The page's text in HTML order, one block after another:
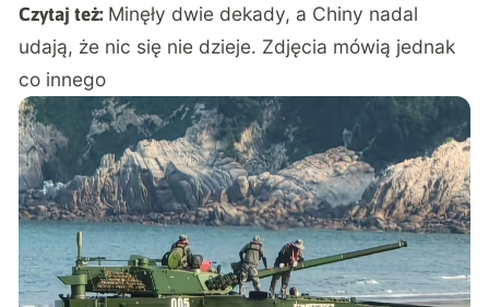
Czytaj też: Minęły dwie dekady, a Chiny nadal
udają, że nic się nie dzieje. Zdjęcia mówią jednak
co innego